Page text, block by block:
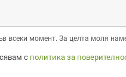
всеки момент. За целта моля
с политика за